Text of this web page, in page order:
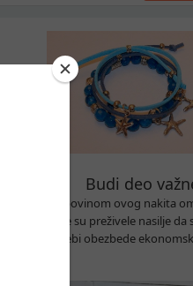
Budi deo
Kupovinom ovog nakita
koje su preživele nasilje
sebi obezbede